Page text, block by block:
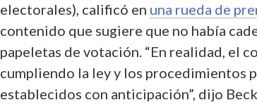
electorales), calificó en una rueda de
contenido que sugiere que no había
papeletas de votación. “En realidad, el
cumpliendo la ley y los procedimientos
establecidos con anticipación”, dijo